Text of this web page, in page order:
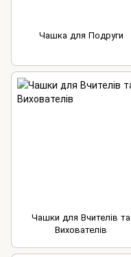
Чашка для Подруги
Чашки для Вчителів та
Вихователів